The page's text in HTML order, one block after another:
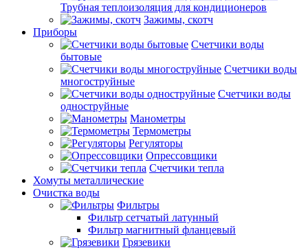
Трубная теплоизоляция для кондиционеров
Зажимы, скотч
Приборы
Счетчики воды
бытовые
Счетчики воды
многоструйные
Счетчики воды
одноструйные
Манометры
Термометры
Регуляторы
Опрессовщики
Счетчики тепла
Хомуты металлические
Очистка воды
Фильтры
Фильтр сетчатый латунный
Фильтр магнитный фланцевый
Грязевики